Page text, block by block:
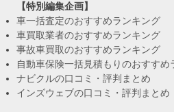
【特別編集企画】
車一括査定のおすすめランキング
車買取業者のおすすめランキング
事故車買取のおすすめランキング
自動車保険一括見積もりのおすすめ
ナビクルの口コミ・評判まとめ
インズウェブの口コミ・評判まとめ